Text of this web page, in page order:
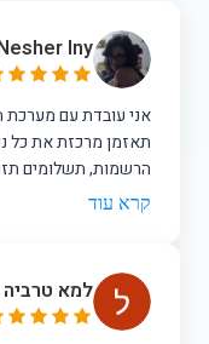
Iny
אני עובדת עם מערכת
תאזמן מרכזת את כל
הרשמות, תשלומים
קרא עוד
למא טרביה